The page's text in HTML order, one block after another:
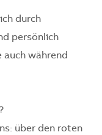
durch
persönlich
während
über den roten